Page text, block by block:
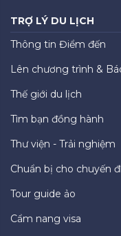
TRỢ LÝ DU LỊCH
Thông tin Điểm đến
Lên chương trình &
Thế giới du lịch
Tìm bạn đồng hành
Thư viện - Trải nghiệm
Chuẩn bị cho chuyến đi
Tour guide ảo
Cẩm nang visa